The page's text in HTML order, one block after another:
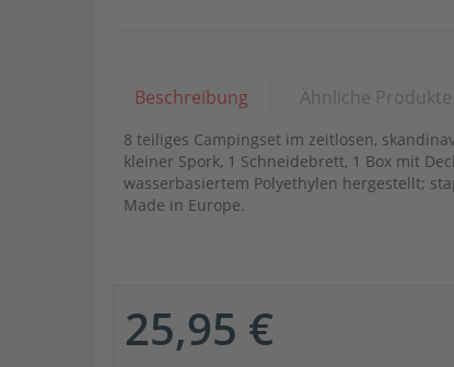
Beschreibung Ähnliche Produkte
8 teiliges Campingset im zeitlosen,
kleiner Spork, 1 Schneidebrett, 1 Box mit
wasserbasiertem Polyethylen hergestellt;
Made in Europe.
25,95 €